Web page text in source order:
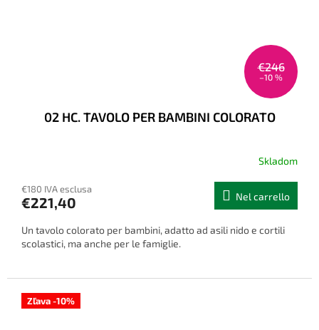
€246
–10 %
02 HC. TAVOLO PER BAMBINI COLORATO
Skladom
€180 IVA esclusa
€221,40 Nel carrello
Un tavolo colorato per bambini, adatto ad asili nido e cortili
scolastici, ma anche per le famiglie.
Zľava -10%